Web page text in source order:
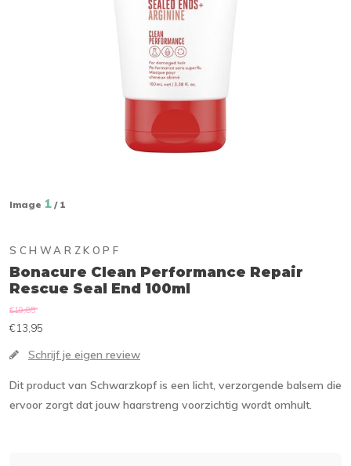
Image 1 / 1
SCHWARZKOPF
Bonacure Clean Performance Repair
Rescue Seal End 100ml
€19,85
€13,95
Schrijf je eigen review
Dit product van Schwarzkopf is een licht, verzorgende balsem die
ervoor zorgt dat jouw haarstreng voorzichtig wordt omhult.